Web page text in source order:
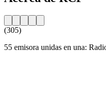
(305)
55 emisora unidas en una: